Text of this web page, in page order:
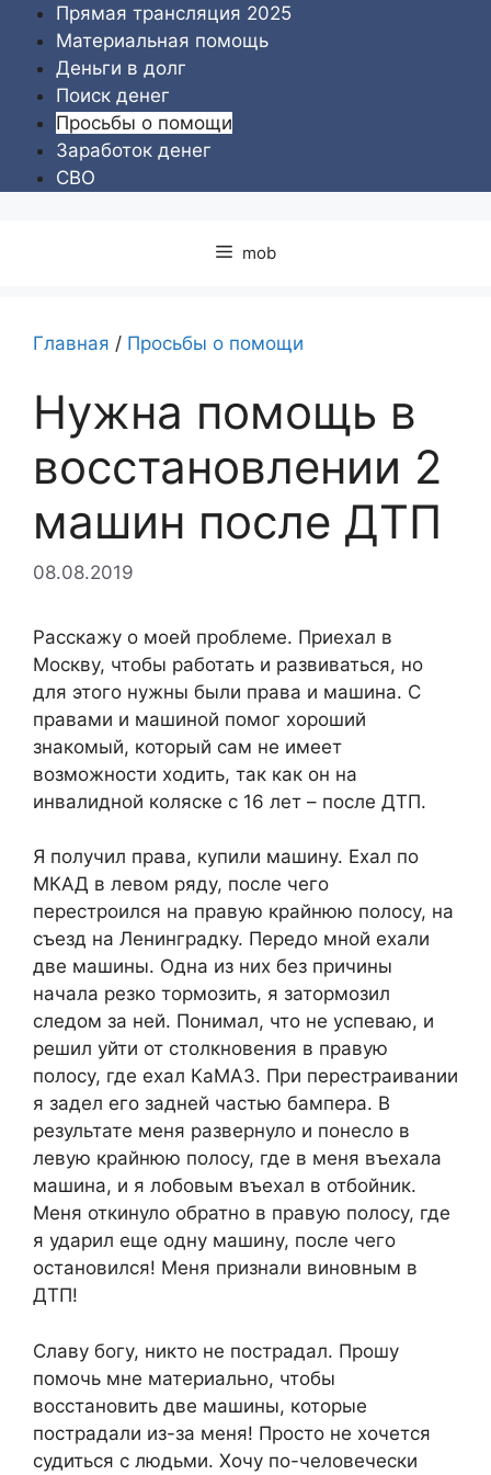
Перейти
содержимому
Прямая трансляция 2025
Материальная помощь
Деньги в долг
Поиск денег
Просьбы о помощи
Заработок денег
СВО
mob
Главная / Просьбы о помощи
Нужна помощь в
восстановлении 2
машин после ДТП
08.08.2019
Расскажу о моей проблеме. Приехал в
Москву, чтобы работать и развиваться, но
для этого нужны были права и машина. С
правами и машиной помог хороший
знакомый, который сам не имеет
возможности ходить, так как он на
инвалидной коляске с 16 лет – после ДТП.
Я получил права, купили машину. Ехал по
МКАД в левом ряду, после чего
перестроился на правую крайнюю полосу, на
съезд на Ленинградку. Передо мной ехали
две машины. Одна из них без причины
начала резко тормозить, я затормозил
следом за ней. Понимал, что не успеваю, и
решил уйти от столкновения в правую
полосу, где ехал КаМАЗ. При перестраивании
я задел его задней частью бампера. В
результате меня развернуло и понесло в
левую крайнюю полосу, где в меня въехала
машина, и я лобовым въехал в отбойник.
Меня откинуло обратно в правую полосу, где
я ударил еще одну машину, после чего
остановился! Меня признали виновным в
ДТП!
Славу богу, никто не пострадал. Прошу
помочь мне материально, чтобы
восстановить две машины, которые
пострадали из-за меня! Просто не хочется
судиться с людьми. Хочу по-человечески